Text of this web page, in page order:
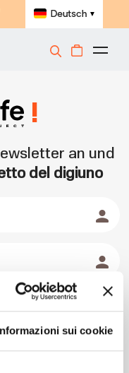
sui cookie
Deutsch ▼
!
an und
del digiuno